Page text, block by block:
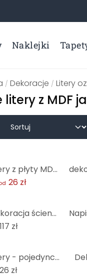
Naklejki
/ Dekoracje / Litery
litery z MDF
Drewniane litery z płyty MDF - szwajcarska czcionka
26 zł
Drewniana dekoracja ścienna z napisem Hakuna Matata ze strzałkami - MDF natura
117 zł
Drewniane litery - pojedyncze litery - Bodoni
26 zł